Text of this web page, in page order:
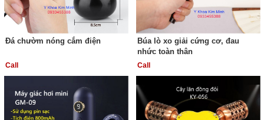
Đá chườm nóng cắm điện
Call
Búa lò xo giải cứng cơ, đau
nhức toàn thân
Call